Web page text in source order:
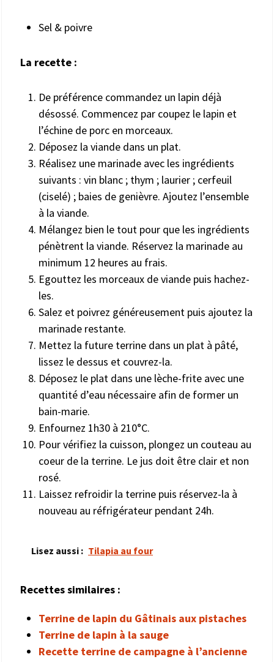
Sel & poivre
La recette :
De préférence commandez un lapin déjà
désossé. Commencez par coupez le lapin et
l’échine de porc en morceaux.
Déposez la viande dans un plat.
Réalisez une marinade avec les ingrédients
suivants : vin blanc ; thym ; laurier ; cerfeuil
(ciselé) ; baies de genièvre. Ajoutez l’ensemble
à la viande.
Mélangez bien le tout pour que les ingrédients
pénètrent la viande. Réservez la marinade au
minimum 12 heures au frais.
Egouttez les morceaux de viande puis hachez-
les.
Salez et poivrez généreusement puis ajoutez la
marinade restante.
Mettez la future terrine dans un plat à pâté,
lissez le dessus et couvrez-la.
Déposez le plat dans une lèche-frite avec une
quantité d’eau nécessaire afin de former un
bain-marie.
Enfournez 1h30 à 210°C.
Pour vérifiez la cuisson, plongez un couteau au
coeur de la terrine. Le jus doit être clair et non
rosé.
Laissez refroidir la terrine puis réservez-la à
nouveau au réfrigérateur pendant 24h.
Lisez aussi : Tilapia au four
Recettes similaires :
Terrine de lapin du Gâtinais aux pistaches
Terrine de lapin à la sauge
Recette terrine de campagne à l’ancienne